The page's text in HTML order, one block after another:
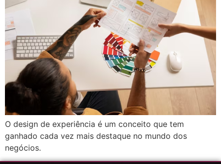
O design de experiência é um conceito que tem
ganhado cada vez mais destaque no mundo dos
negócios.